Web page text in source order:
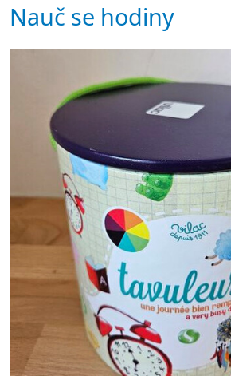
Nauč se hodiny